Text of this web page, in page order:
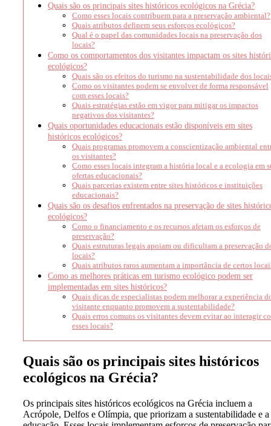
Quais são os principais sites históricos ecológicos na Grécia?
Como esses locais contribuem para a preservação ambiental?
Quais atributos definem seus esforços ecológicos?
Qual é o papel das comunidades locais na preservação dos
locais?
Como os comportamentos dos visitantes impactam os sites
ecológicos?
Quais são os efeitos do turismo na sustentabilidade dos
Como os visitantes podem se envolver de forma responsável
com esses locais?
Quais estratégias estão em vigor para mitigar os impactos
negativos dos visitantes?
Quais oportunidades educacionais estão disponíveis em sites
históricos ecológicos?
Quais programas promovem a conscientização ambiental
os visitantes?
Como esses locais integram a história local e a ecologia em
ofertas educacionais?
Quais parcerias existem entre sites históricos e instituições
educacionais?
Quais são os desafios enfrentados na preservação de sites
ecológicos?
Como o financiamento e os recursos afetam os esforços de
preservação?
Quais estruturas legais apoiam ou dificultam a preservação
locais?
Quais atributos raros aumentam a importância de certos
Como as melhores práticas em turismo ecológico podem ser
implementadas em sites históricos?
Quais dicas de especialistas podem melhorar a experiência
visitante enquanto promovem a sustentabilidade?
Quais erros comuns os visitantes devem evitar ao interagir
esses locais?
Quais são os principais sites históricos
ecológicos na Grécia?
Os principais sites históricos ecológicos na Grécia incluem a
Acrópole, Delfos e Olímpia, que priorizam a sustentabilidade e a